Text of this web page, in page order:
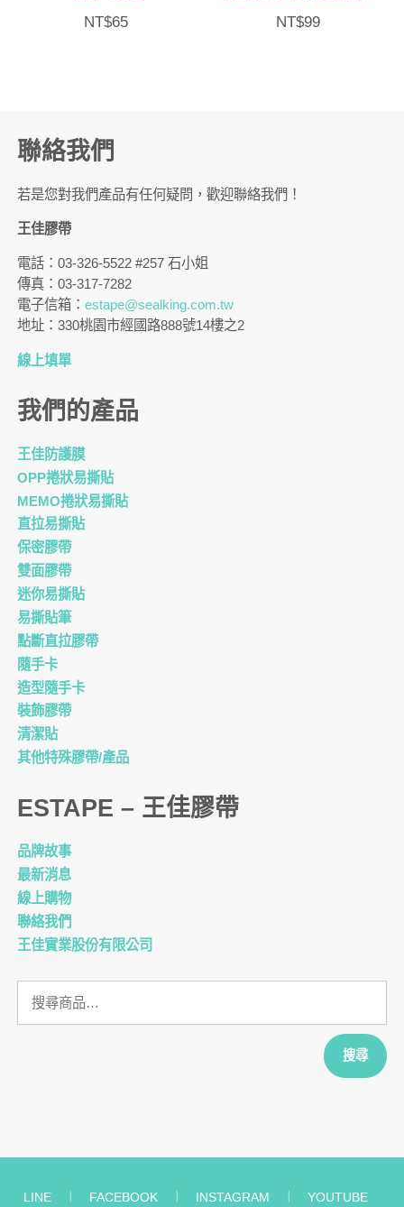
NT$65 NT$99
聯絡我們
若是您對我們產品有任何疑問，歡迎聯絡我們！
王佳膠帶
電話：03-326-5522 #257 石小姐
傳真：03-317-7282
電子信箱：estape@sealking.com.tw
地址：330桃園市經國路888號14樓之2
線上填單
我們的產品
王佳防護膜
OPP捲狀易撕貼
MEMO捲狀易撕貼
直拉易撕貼
保密膠帶
雙面膠帶
迷你易撕貼
易撕貼筆
點斷直拉膠帶
隨手卡
造型隨手卡
裝飾膠帶
清潔貼
其他特殊膠帶/產品
ESTAPE – 王佳膠帶
品牌故事
最新消息
線上購物
聯絡我們
王佳實業股份有限公司
搜尋
LINE FACEBOOK INSTAGRAM YOUTUBE